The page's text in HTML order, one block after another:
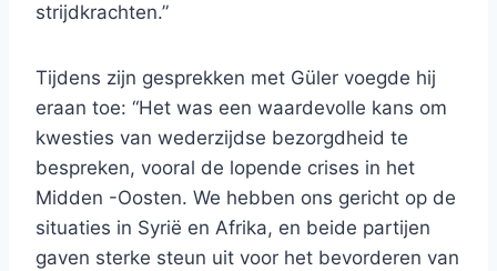
strijdkrachten.”
Tijdens zijn gesprekken met Güler voegde hij
eraan toe: “Het was een waardevolle kans om
kwesties van wederzijdse bezorgdheid te
bespreken, vooral de lopende crises in het
Midden -Oosten. We hebben ons gericht op de
situaties in Syrië en Afrika, en beide partijen
gaven sterke steun uit voor het bevorderen van